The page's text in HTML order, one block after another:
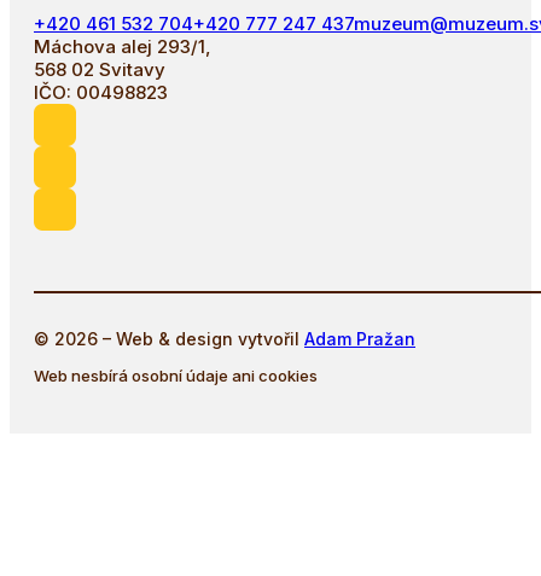
+420 461 532 704+420 777 247 437
Máchova alej 293/1,
568 02 Svitavy
IČO: 00498823
© 2026 – Web & design vytvořil Adam Pražan
Web nesbírá osobní údaje ani cookies